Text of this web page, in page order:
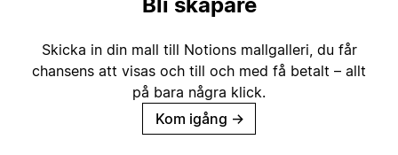
Skicka in din mall till Notions mallgalleri, du får
chansens att visas och till och med få betalt – allt
på bara några klick.
Kom igång →